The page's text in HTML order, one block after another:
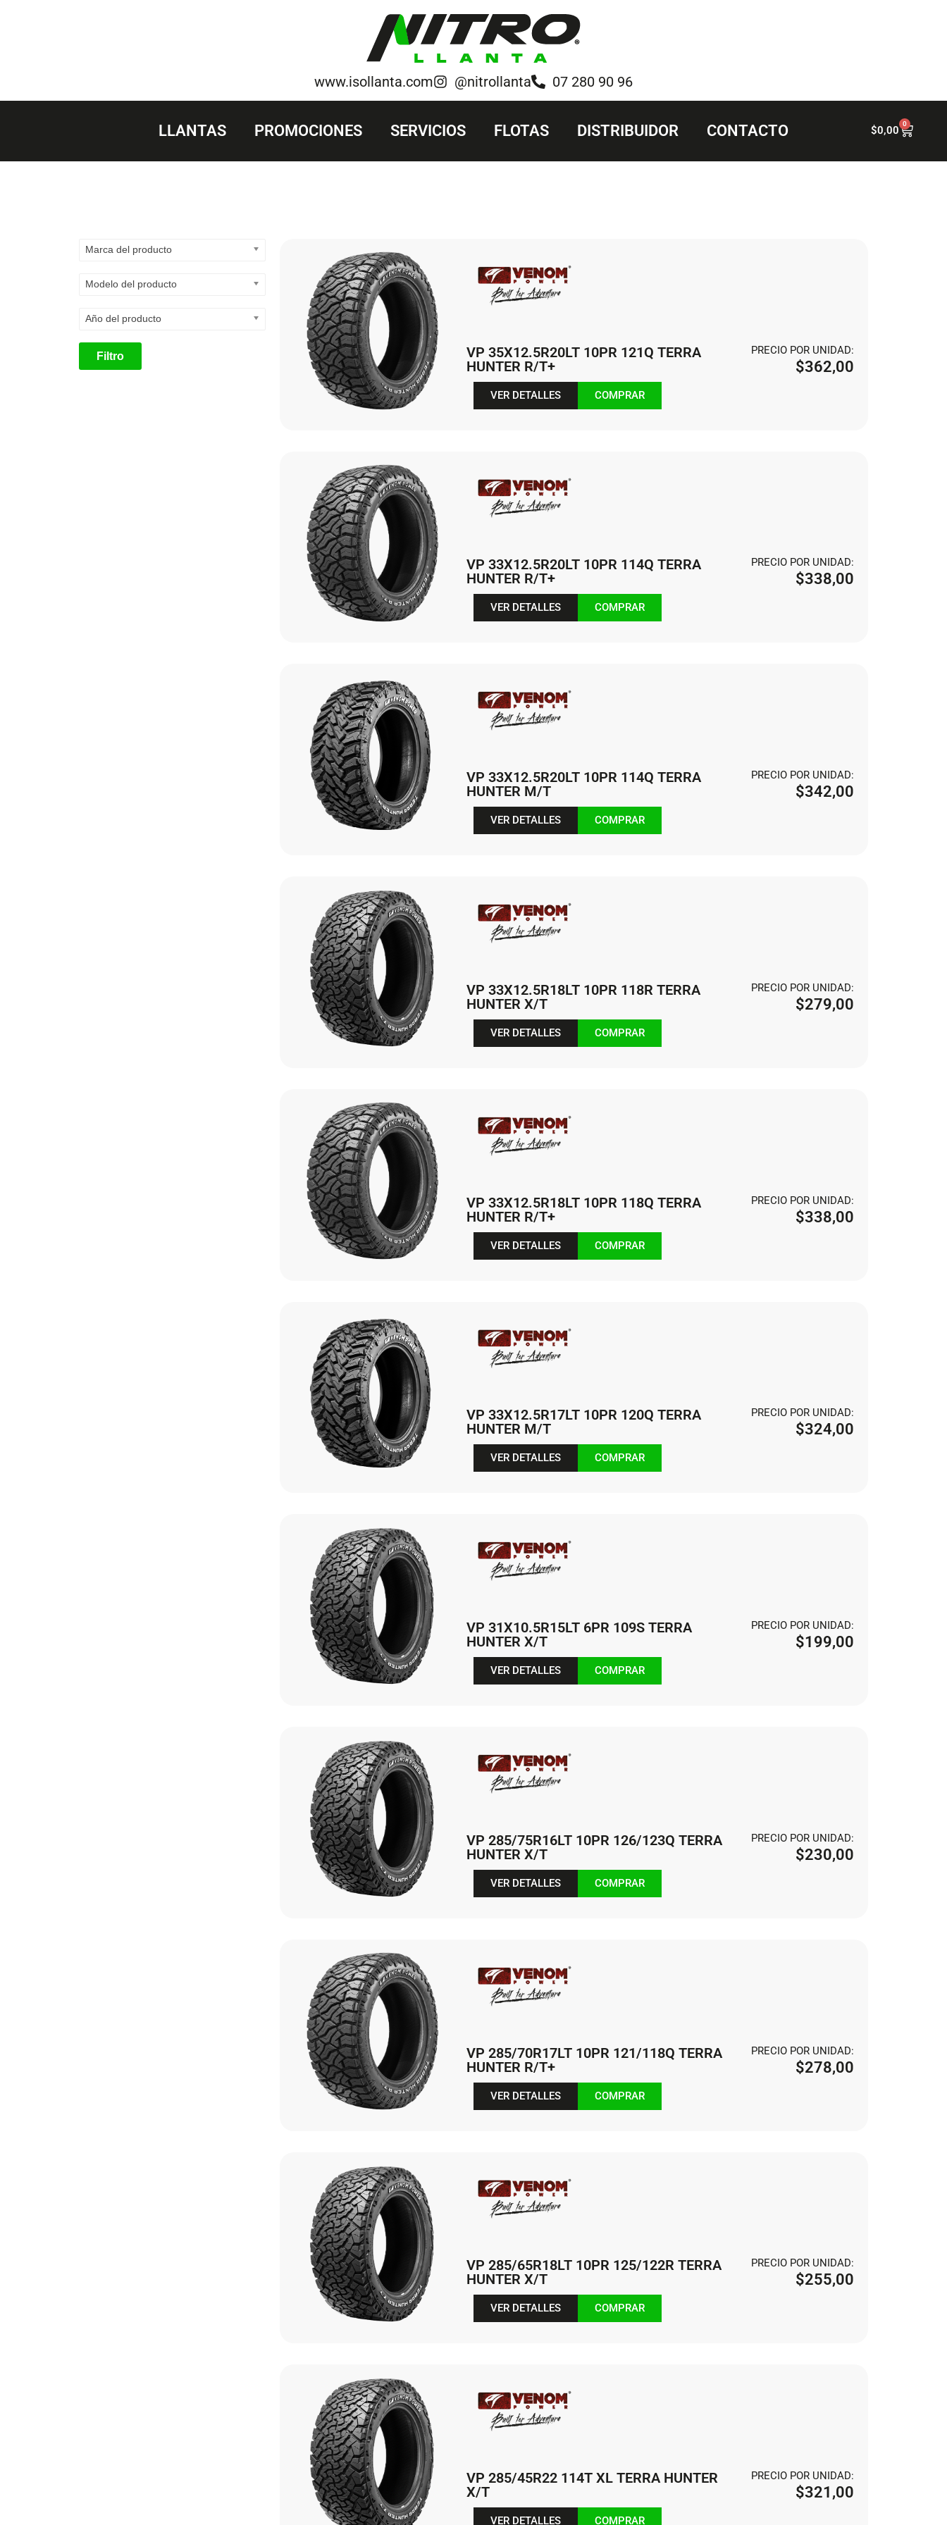
www.isollanta.com @nitrollanta 07 280 90 96
LLANTAS PROMOCIONES SERVICIOS FLOTAS DISTRIBUIDOR CONTACTO $0,00 0
Marca del producto
Modelo del producto
Año del producto
Filtro
VP 35X12.5R20LT 10PR 121Q TERRA
HUNTER R/T+
PRECIO POR UNIDAD:
$362,00
VER DETALLES COMPRAR
VP 33X12.5R20LT 10PR 114Q TERRA
HUNTER R/T+
PRECIO POR UNIDAD:
$338,00
VER DETALLES COMPRAR
VP 33X12.5R20LT 10PR 114Q TERRA
HUNTER M/T
PRECIO POR UNIDAD:
$342,00
VER DETALLES COMPRAR
VP 33X12.5R18LT 10PR 118R TERRA
HUNTER X/T
PRECIO POR UNIDAD:
$279,00
VER DETALLES COMPRAR
VP 33X12.5R18LT 10PR 118Q TERRA
HUNTER R/T+
PRECIO POR UNIDAD:
$338,00
VER DETALLES COMPRAR
VP 33X12.5R17LT 10PR 120Q TERRA
HUNTER M/T
PRECIO POR UNIDAD:
$324,00
VER DETALLES COMPRAR
VP 31X10.5R15LT 6PR 109S TERRA
HUNTER X/T
PRECIO POR UNIDAD:
$199,00
VER DETALLES COMPRAR
VP 285/75R16LT 10PR 126/123Q TERRA
HUNTER X/T
PRECIO POR UNIDAD:
$230,00
VER DETALLES COMPRAR
VP 285/70R17LT 10PR 121/118Q TERRA
HUNTER R/T+
PRECIO POR UNIDAD:
$278,00
VER DETALLES COMPRAR
VP 285/65R18LT 10PR 125/122R TERRA
HUNTER X/T
PRECIO POR UNIDAD:
$255,00
VER DETALLES COMPRAR
VP 285/45R22 114T XL TERRA HUNTER
X/T
PRECIO POR UNIDAD:
$321,00
VER DETALLES COMPRAR